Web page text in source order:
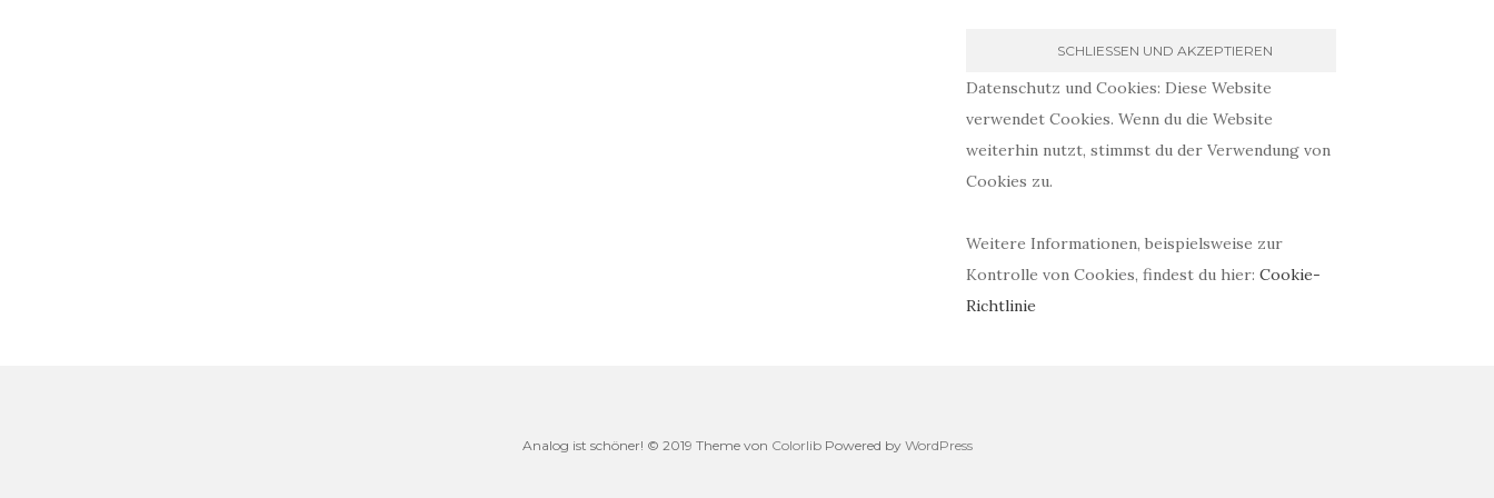
Datenschutz und Cookies: Diese Website
verwendet Cookies. Wenn du die Website
weiterhin nutzt, stimmst du der Verwendung von
Cookies zu.
Weitere Informationen, beispielsweise zur
Kontrolle von Cookies, findest du hier: Cookie-
Richtlinie
Analog ist schöner! © 2019 Theme von ColorlibPowered by WordPress